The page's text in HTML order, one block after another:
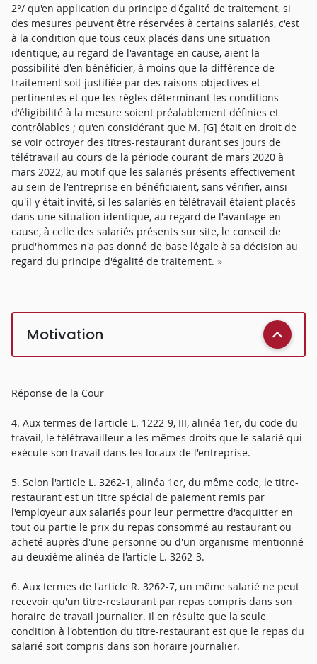
2°/ qu'en application du principe d'égalité de traitement, si
des mesures peuvent être réservées à certains salariés, c'est
à la condition que tous ceux placés dans une situation
identique, au regard de l'avantage en cause, aient la
possibilité d'en bénéficier, à moins que la différence de
traitement soit justifiée par des raisons objectives et
pertinentes et que les règles déterminant les conditions
d'éligibilité à la mesure soient préalablement définies et
contrôlables ; qu'en considérant que M. [G] était en droit de
se voir octroyer des titres-restaurant durant ses jours de
télétravail au cours de la période courant de mars 2020 à
mars 2022, au motif que les salariés présents effectivement
au sein de l'entreprise en bénéficiaient, sans vérifier, ainsi
qu'il y était invité, si les salariés en télétravail étaient placés
dans une situation identique, au regard de l'avantage en
cause, à celle des salariés présents sur site, le conseil de
prud'hommes n'a pas donné de base légale à sa décision au
regard du principe d'égalité de traitement. »
Motivation
Réponse de la Cour
4. Aux termes de l'article L. 1222-9, III, alinéa 1er, du code du
travail, le télétravailleur a les mêmes droits que le salarié qui
exécute son travail dans les locaux de l'entreprise.
5. Selon l'article L. 3262-1, alinéa 1er, du même code, le titre-
restaurant est un titre spécial de paiement remis par
l'employeur aux salariés pour leur permettre d'acquitter en
tout ou partie le prix du repas consommé au restaurant ou
acheté auprès d'une personne ou d'un organisme mentionné
au deuxième alinéa de l'article L. 3262-3.
6. Aux termes de l'article R. 3262-7, un même salarié ne peut
recevoir qu'un titre-restaurant par repas compris dans son
horaire de travail journalier. Il en résulte que la seule
condition à l'obtention du titre-restaurant est que le repas du
salarié soit compris dans son horaire journalier.